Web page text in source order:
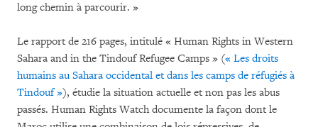
long chemin à parcourir. »
Le rapport de 216 pages, intitulé « Human Rights in Western
Sahara and in the Tindouf Refugee Camps » (« Les droits
humains au Sahara occidental et dans les camps de réfugiés à
Tindouf »), étudie la situation actuelle et non pas les abus
passés. Human Rights Watch documente la façon dont le